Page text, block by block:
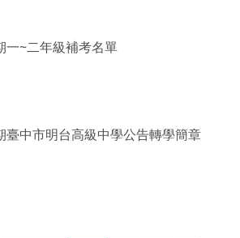
一~二年級補考名單
臺中市明台高級中學公告轉學簡章